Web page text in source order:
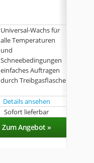
Universal-Wachs für
alle Temperaturen
und
Schneebedingungen
einfaches Auftragen
durch Treibgasflasche
Details ansehen
Sofort lieferbar
Zum Angebot »